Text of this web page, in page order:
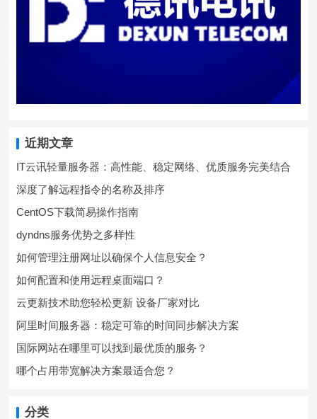
近期文章
IT云讯轻量服务器：高性能、稳定网络、优质服务完美结合
深度了解远程指令的名称及排序
CentOS下载简易操作指南
dyndns服务优势之多样性
如何管理注册网址以确保个人信息安全？
如何配置和使用远程桌面端口？
云更新技术助您轻松更新 设备厂家对比
阿里时间服务器：稳定可靠的时间同步解决方案
国际网站在哪里可以找到最优质的服务？
哪个占用带宽解决方案最适合您？
分类